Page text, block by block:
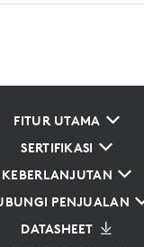
FITUR UTAMA
SERTIFIKASI
KEBERLANJUTAN
PENJUALAN
DATASHEET